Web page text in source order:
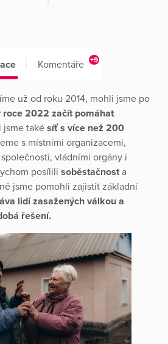
Komentáře +9
už od roku 2014, mohli jsme po
roce 2022 začít pomáhat
jsme také síť s více než 200
s místními organizacemi,
vládními orgány i
posílili soběstačnost a
jsme pomohli zajistit základní
lidí zasažených válkou a
řešení.